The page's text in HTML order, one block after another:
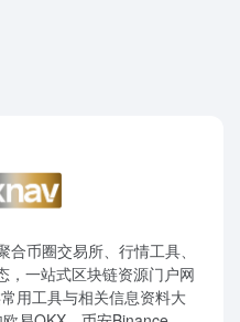
币圈交易所、行情工具、
，一站式区块链资源门户网
用工具与相关信息资料大